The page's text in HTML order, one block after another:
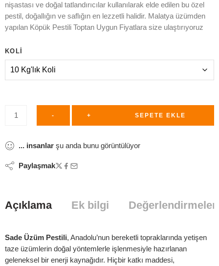
nişastası ve doğal tatlandırıcılar kullanılarak elde edilen bu özel
pestil, doğallığın ve saflığın en lezzetli halidir. Malatya üzümden
yapılan Köpük Pestili Toptan Uygun Fiyatlara size ulaştırıyoruz
KOLI
- + SEPETE EKLE
... insanlar şu anda bunu görüntülüyor
Paylaşmak
Açıklama Ek bilgi Değerlendirmeler
Sade Üzüm Pestili, Anadolu’nun bereketli topraklarında yetişen
taze üzümlerin doğal yöntemlerle işlenmesiyle hazırlanan
geleneksel bir enerji kaynağıdır. Hiçbir katkı maddesi,